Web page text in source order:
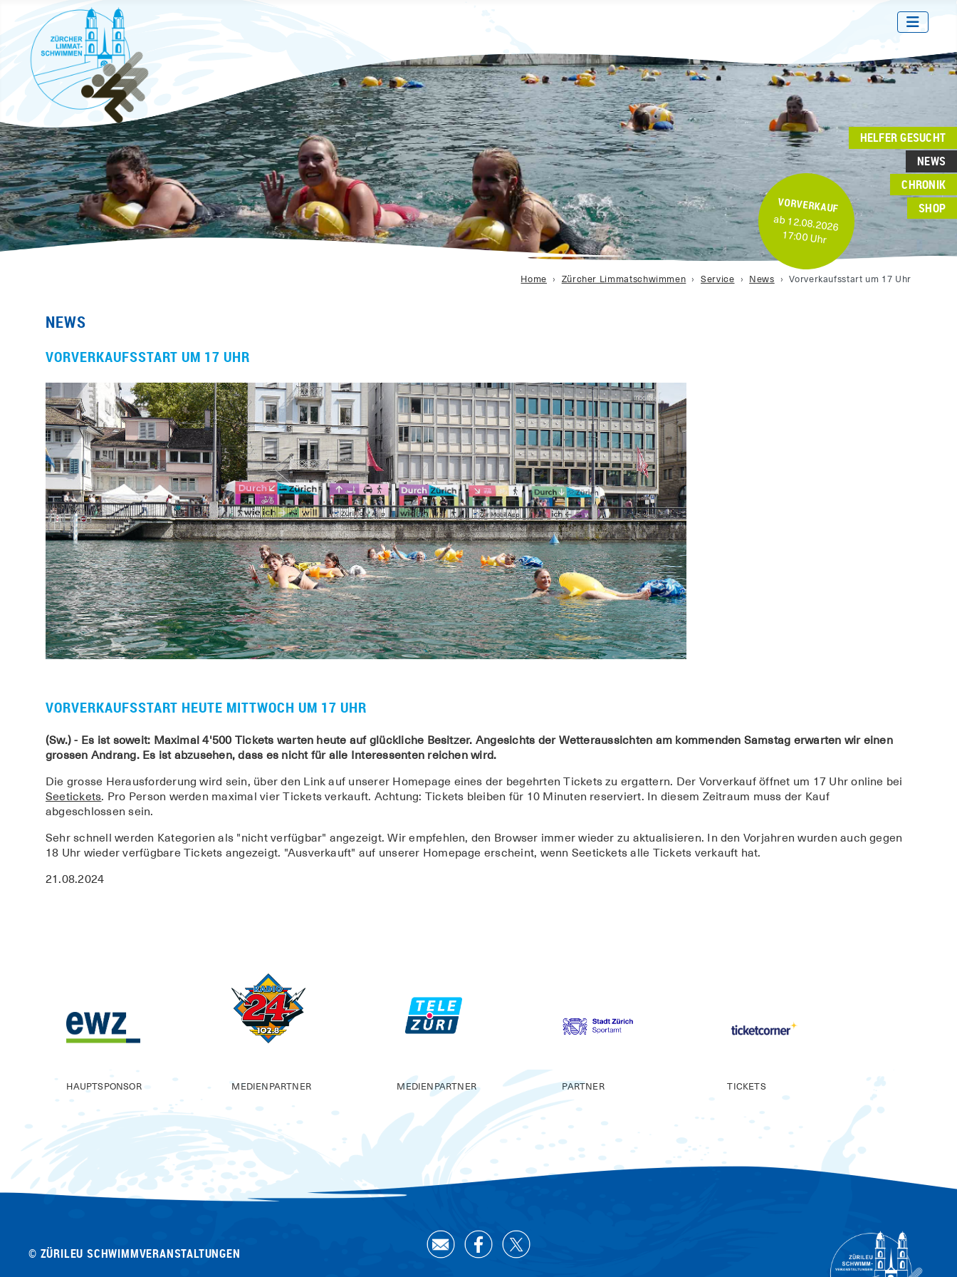
HELFER GESUCHT
NEWS
CHRONIK
SHOP
VORVERKAUF
ab 12.08.2026
17:00 Uhr
Home Zürcher Limmatschwimmen Service News Vorverkaufsstart um 17 Uhr
NEWS
VORVERKAUFSSTART UM 17 UHR
VORVERKAUFSSTART HEUTE MITTWOCH UM 17 UHR
(Sw.) - Es ist soweit: Maximal 4'500 Tickets warten heute auf glückliche Besitzer. Angesichts der Wetteraussichten am kommenden Samstag erwarten wir einen
grossen Andrang. Es ist abzusehen, dass es nicht für alle Interessenten reichen wird.
Die grosse Herausforderung wird sein, über den Link auf unserer Homepage eines der begehrten Tickets zu ergattern. Der Vorverkauf öffnet um 17 Uhr online bei
Seetickets. Pro Person werden maximal vier Tickets verkauft. Achtung: Tickets bleiben für 10 Minuten reserviert. In diesem Zeitraum muss der Kauf
abgeschlossen sein.
Sehr schnell werden Kategorien als "nicht verfügbar" angezeigt. Wir empfehlen, den Browser immer wieder zu aktualisieren. In den Vorjahren wurden auch gegen
18 Uhr wieder verfügbare Tickets angezeigt. "Ausverkauft" auf unserer Homepage erscheint, wenn Seetickets alle Tickets verkauft hat.
21.08.2024
HAUPTSPONSOR MEDIENPARTNER MEDIENPARTNER PARTNER TICKETS
© ZÜRILEU SCHWIMMVERANSTALTUNGEN